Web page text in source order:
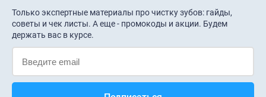
Только экспертные материалы про чистку зубов: гайды,
советы и чек листы. А еще - промокоды и акции. Будем
держать вас в курсе.